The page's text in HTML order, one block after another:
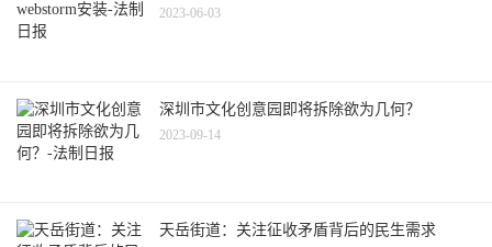
2023-06-03
深圳市文化创意园即将拆除欲为几何？
2023-09-14
天岳街道：关注征收矛盾背后的民生需求